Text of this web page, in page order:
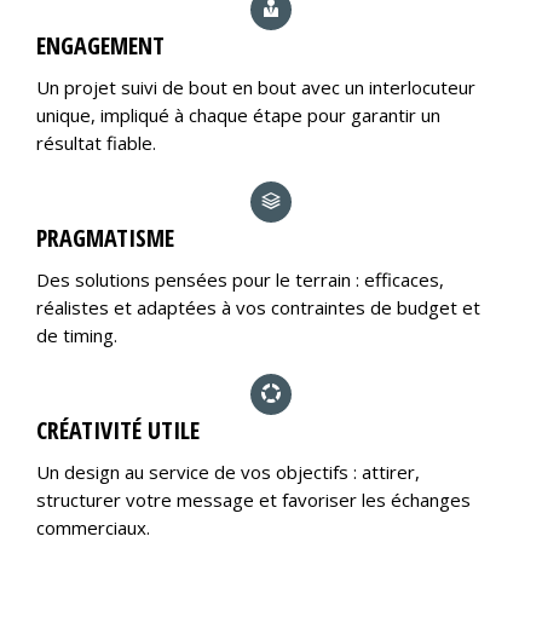
ENGAGEMENT
Un projet suivi de bout en bout avec un interlocuteur
unique, impliqué à chaque étape pour garantir un
résultat fiable.
PRAGMATISME
Des solutions pensées pour le terrain : efficaces,
réalistes et adaptées à vos contraintes de budget et
de timing.
CRÉATIVITÉ UTILE
Un design au service de vos objectifs : attirer,
structurer votre message et favoriser les échanges
commerciaux.